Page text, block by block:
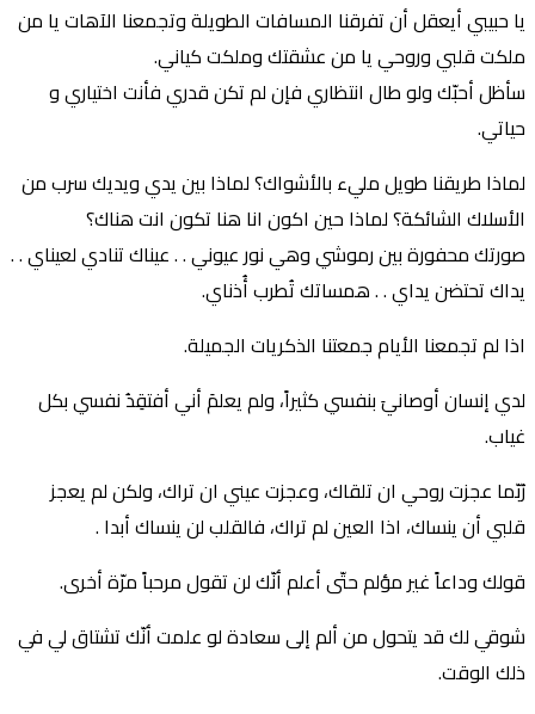
يا حبيبي أيعقل أن تفرقنا المسافات الطويلة وتجمعنا الآهات يا من
ملكت قلبي وروحي يا من عشقتك وملكت كياني.
سأظل أحبّك ولو طال انتظاري فإن لم تكن قدري فأنت اختياري و
حياتي.
لماذا طريقنا طويل مليء بالأشواك؟ لماذا بين يدي ويديك سرب من
الأسلاك الشائكة؟ لماذا حين اكون انا هنا تكون انت هناك؟
صورتك محفورة بين رموشي وهي نور عيوني . . عيناك تنادي لعيناي . .
يداك تحتضن يداي . . همساتك تُطرب أُذناي.
اذا لم تجمعنا الأيام جمعتنا الذكريات الجميلة.
لدي إنسان أوصانيَ بنفسي كثيراً، ولم يعلمَ أني أفتقِدُ نفسي بكل
غياب.
رُبّما عجزت روحي ان تلقاك، وعجزت عيني ان تراك، ولكن لم يعجز
قلبي أن ينساك، اذا العين لم تراك، فالقلب لن ينساك أبدا .
قولك وداعاً غير مؤلم حتّى أعلم أنّك لن تقول مرحباً مرّة أخرى.
شوقي لك قد يتحول من ألم إلى سعادة لو علمت أنّك تشتاق لي في
ذلك الوقت.